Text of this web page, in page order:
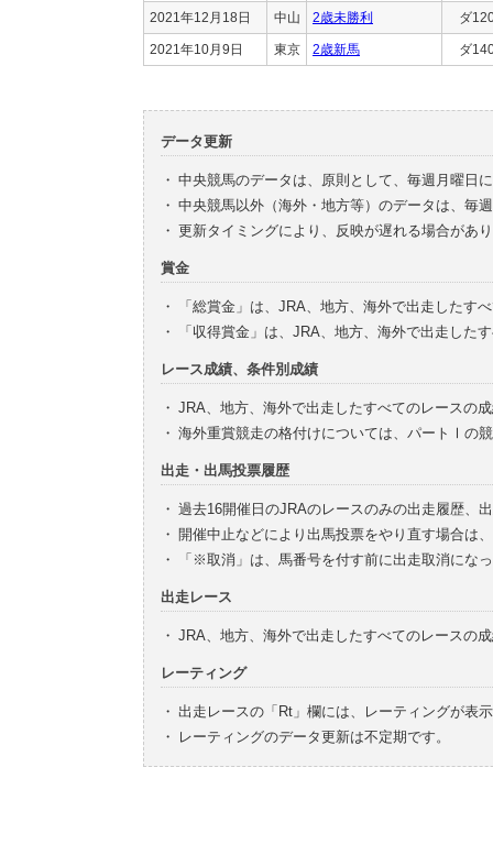
2021年12月18日 中山 2歳未勝利 ダ
2021年10月9日 東京 2歳新馬 ダ
データ更新
・ 中央競馬のデータは、原則として、毎週月曜日
・ 中央競馬以外（海外・地方等）のデータは、毎
・ 更新タイミングにより、反映が遅れる場合があ
賞金
・
「総賞金」は、JRA、地方、海外で出走したす
・
「収得賞金」は、JRA、地方、海外で出走した
レース成績、条件別成績
・ JRA、地方、海外で出走したすべてのレースの
・ 海外重賞競走の格付けについては、パートⅠの
出走・出馬投票履歴
・ 過去16開催日のJRAのレースのみの出走履歴、
・ 開催中止などにより出馬投票をやり直す場合は
・
「※取消」は、馬番号を付す前に出走取消にな
出走レース
・ JRA、地方、海外で出走したすべてのレースの
レーティング
・ 出走レースの「Rt」欄には、レーティングが表
・
レーティングのデータ更新は不定期です。